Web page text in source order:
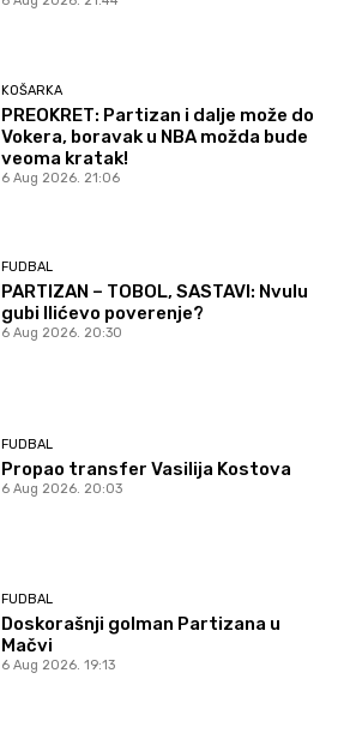
KOŠARKA
PREOKRET: Partizan i dalje može do
Vokera, boravak u NBA možda bude
veoma kratak!
6 Aug 2026. 21:06
FUDBAL
PARTIZAN – TOBOL, SASTAVI: Nvulu
gubi Ilićevo poverenje?
6 Aug 2026. 20:30
FUDBAL
Propao transfer Vasilija Kostova
6 Aug 2026. 20:03
FUDBAL
Doskorašnji golman Partizana u
Mačvi
6 Aug 2026. 19:13